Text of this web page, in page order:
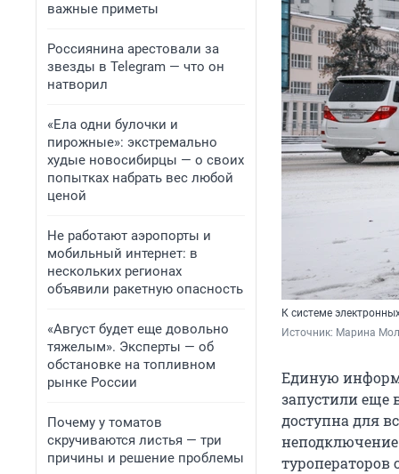
важные приметы
Россиянина арестовали за
звезды в Telegram — что он
натворил
«Ела одни булочки и
пирожные»: экстремально
худые новосибирцы — о своих
попытках набрать вес любой
ценой
Не работают аэропорты и
мобильный интернет: в
нескольких регионах
объявили ракетную опасность
«Август будет еще довольно
тяжелым». Эксперты — об
обстановке на топливном
рынке России
Почему у томатов
скручиваются листья — три
причины и решение проблемы
К системе
Источник: Марина
Единую
запустили еще
доступна для
неподключение
туроператоров